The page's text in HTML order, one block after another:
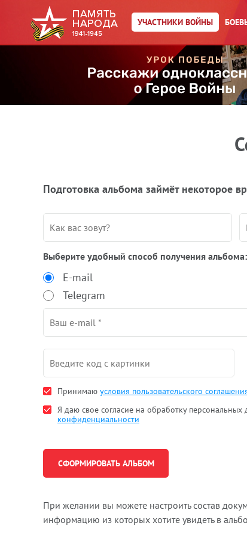
УЧАСТНИКИ ВОЙНЫ
Подготовка альбома займёт некоторое
Выберите удобный способ получения альбома:
E-mail
Telegram
Принимаю условия пользовательского
Я даю свое согласие на обработку
конфиденциальности
При желании вы можете настроить состав
информацию из которых хотите увидеть в